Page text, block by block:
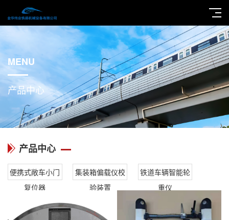
MENU
产品中心
产品中心
便携式敞车小门
复位器
集装箱偏载仪校
验装置
铁道车辆智能轮
重仪